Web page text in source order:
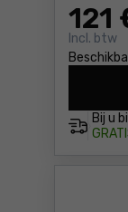
121
Incl. btw
Bij u